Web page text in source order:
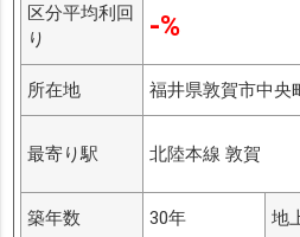
区分平均利回
り
-%
所在地 福井県敦賀市中央
最寄り駅 北陸本線 敦賀
築年数 30年 地